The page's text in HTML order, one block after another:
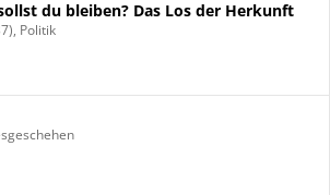
du bleiben? Das Los der Herkunft
Politik